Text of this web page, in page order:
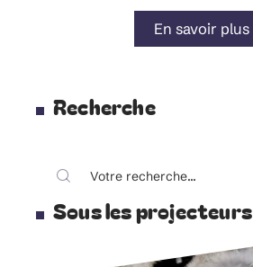
En savoir plus
Recherche
Sous les projecteurs